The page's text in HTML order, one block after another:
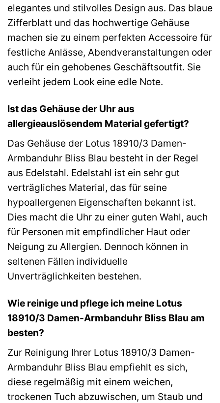
elegantes und stilvolles Design aus. Das blaue
Zifferblatt und das hochwertige Gehäuse
machen sie zu einem perfekten Accessoire für
festliche Anlässe, Abendveranstaltungen oder
auch für ein gehobenes Geschäftsoutfit. Sie
verleiht jedem Look eine edle Note.
Ist das Gehäuse der Uhr aus
allergieauslösendem Material gefertigt?
Das Gehäuse der Lotus 18910/3 Damen-
Armbanduhr Bliss Blau besteht in der Regel
aus Edelstahl. Edelstahl ist ein sehr gut
verträgliches Material, das für seine
hypoallergenen Eigenschaften bekannt ist.
Dies macht die Uhr zu einer guten Wahl, auch
für Personen mit empfindlicher Haut oder
Neigung zu Allergien. Dennoch können in
seltenen Fällen individuelle
Unverträglichkeiten bestehen.
Wie reinige und pflege ich meine Lotus
18910/3 Damen-Armbanduhr Bliss Blau am
besten?
Zur Reinigung Ihrer Lotus 18910/3 Damen-
Armbanduhr Bliss Blau empfiehlt es sich,
diese regelmäßig mit einem weichen,
trockenen Tuch abzuwischen, um Staub und